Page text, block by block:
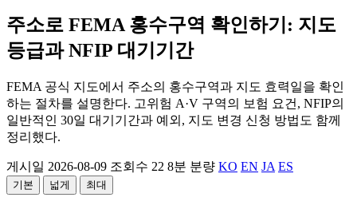
주소로 FEMA 홍수구역 확인하기: 지도
등급과 NFIP 대기기간
FEMA 공식 지도에서 주소의 홍수구역과 지도 효력일을 확인
하는 절차를 설명한다. 고위험 A·V 구역의 보험 요건, NFIP의
일반적인 30일 대기기간과 예외, 지도 변경 신청 방법도 함께
정리했다.
게시일 2026-08-09 조회수 22 8분 분량 KO EN JA ES
기본 넓게 최대